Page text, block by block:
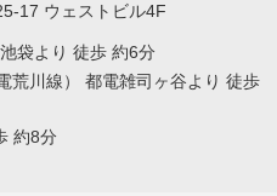
17 ウェストビル4F
袋より 徒歩 約6分
荒川線） 都電雑司ヶ谷より 徒歩
約8分